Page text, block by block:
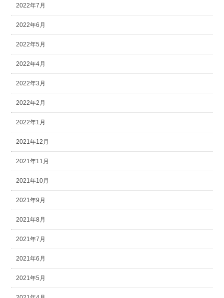
2022年7月
2022年6月
2022年5月
2022年4月
2022年3月
2022年2月
2022年1月
2021年12月
2021年11月
2021年10月
2021年9月
2021年8月
2021年7月
2021年6月
2021年5月